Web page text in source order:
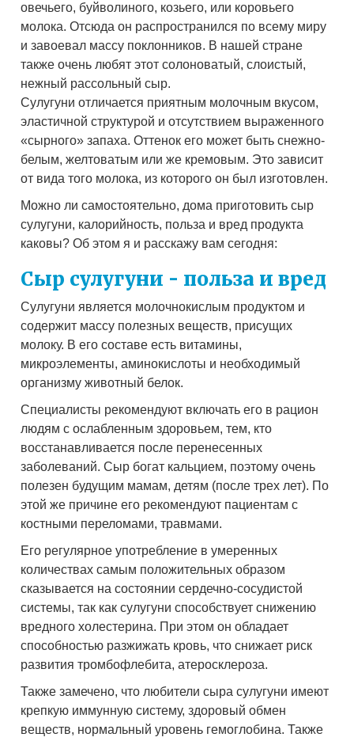
овечьего, буйволиного, козьего, или коровьего
молока. Отсюда он распространился по всему миру
и завоевал массу поклонников. В нашей стране
также очень любят этот солоноватый, слоистый,
нежный рассольный сыр.
Сулугуни отличается приятным молочным вкусом,
эластичной структурой и отсутствием выраженного
«сырного» запаха. Оттенок его может быть снежно-
белым, желтоватым или же кремовым. Это зависит
от вида того молока, из которого он был изготовлен.
Можно ли самостоятельно, дома приготовить сыр
сулугуни, калорийность, польза и вред продукта
каковы? Об этом я и расскажу вам сегодня:
Сыр сулугуни - польза и вред
Сулугуни является молочнокислым продуктом и
содержит массу полезных веществ, присущих
молоку. В его составе есть витамины,
микроэлементы, аминокислоты и необходимый
организму животный белок.
Специалисты рекомендуют включать его в рацион
людям с ослабленным здоровьем, тем, кто
восстанавливается после перенесенных
заболеваний. Сыр богат кальцием, поэтому очень
полезен будущим мамам, детям (после трех лет). По
этой же причине его рекомендуют пациентам с
костными переломами, травмами.
Его регулярное употребление в умеренных
количествах самым положительных образом
сказывается на состоянии сердечно-сосудистой
системы, так как сулугуни способствует снижению
вредного холестерина. При этом он обладает
способностью разжижать кровь, что снижает риск
развития тромбофлебита, атеросклероза.
Также замечено, что любители сыра сулугуни имеют
крепкую иммунную систему, здоровый обмен
веществ, нормальный уровень гемоглобина. Также